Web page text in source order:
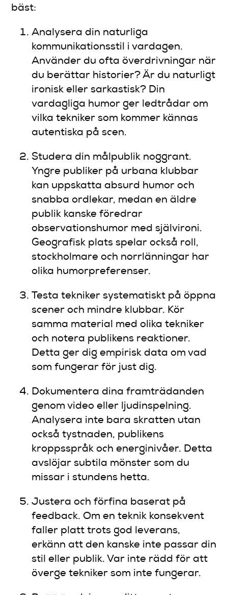
bäst:
Analysera din naturliga
kommunikationsstil i vardagen.
Använder du ofta överdrivningar när
du berättar historier? Är du naturligt
ironisk eller sarkastisk? Din
vardagliga humor ger ledtrådar om
vilka tekniker som kommer kännas
autentiska på scen.
Studera din målpublik noggrant.
Yngre publiker på urbana klubbar
kan uppskatta absurd humor och
snabba ordlekar, medan en äldre
publik kanske föredrar
observationshumor med självironi.
Geografisk plats spelar också roll,
stockholmare och norrlänningar har
olika humorpreferenser.
Testa tekniker systematiskt på öppna
scener och mindre klubbar. Kör
samma material med olika tekniker
och notera publikens reaktioner.
Detta ger dig empirisk data om vad
som fungerar för just dig.
Dokumentera dina framträdanden
genom video eller ljudinspelning.
Analysera inte bara skratten utan
också tystnaden, publikens
kroppsspråk och energinivåer. Detta
avslöjar subtila mönster som du
missar i stundens hetta.
Justera och förfina baserat på
feedback. Om en teknik konsekvent
faller platt trots god leverans,
erkänn att den kanske inte passar din
stil eller publik. Var inte rädd för att
överge tekniker som inte fungerar.